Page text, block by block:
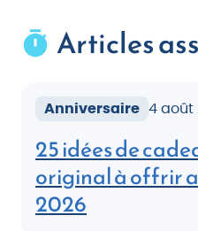
Articles
Anniversaire 4 août
25 idées de
original à offrir
2026